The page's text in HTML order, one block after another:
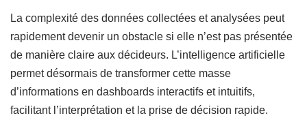
La complexité des données collectées et analysées peut
rapidement devenir un obstacle si elle n’est pas présentée
de manière claire aux décideurs. L’intelligence artificielle
permet désormais de transformer cette masse
d’informations en dashboards interactifs et intuitifs,
facilitant l’interprétation et la prise de décision rapide.